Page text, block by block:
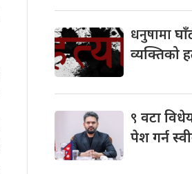
धनुषामा
व्यक्तिको
९वटा
पेश गर्न